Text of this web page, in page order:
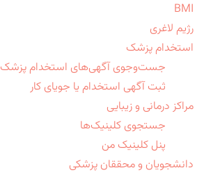
BMI
رژیم لاغری
استخدام پزشک
جست‌وجوی آگهی‌های استخدام پزشک
ثبت آگهی استخدام یا جویای کار
مراکز درمانی و زیبایی
جستجوی کلینیک‌ها
پنل کلینیک من
دانشجویان و محققان پزشکی